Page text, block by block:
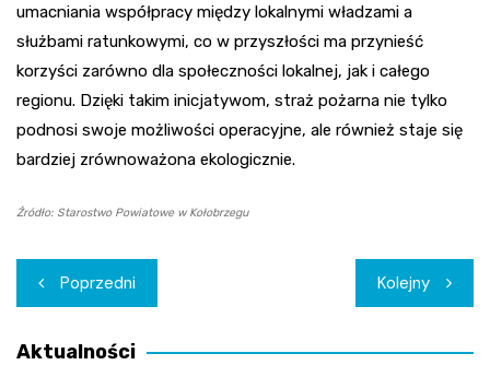
umacniania współpracy między lokalnymi władzami a
służbami ratunkowymi, co w przyszłości ma przynieść
korzyści zarówno dla społeczności lokalnej, jak i całego
regionu. Dzięki takim inicjatywom, straż pożarna nie tylko
podnosi swoje możliwości operacyjne, ale również staje się
bardziej zrównoważona ekologicznie.
Źródło: Starostwo Powiatowe w Kołobrzegu
Nawigacja
wpisu
Poprzedni Kolejny
Aktualności